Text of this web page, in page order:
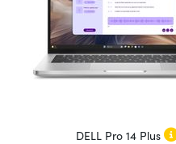
DELL Pro 14 Plus